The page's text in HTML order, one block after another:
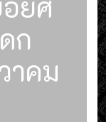
ยศ
ก
าคม